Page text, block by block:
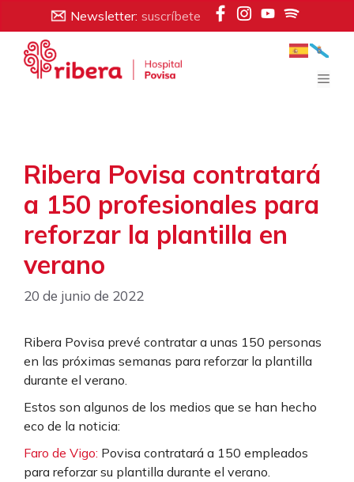
al
contenido
Ribera Povisa contratará
a 150 profesionales para
reforzar la plantilla en
verano
20 de junio de 2022
Ribera Povisa prevé contratar a unas 150 personas
en las próximas semanas para reforzar la plantilla
durante el verano.
Estos son algunos de los medios que se han hecho
eco de la noticia:
Faro de Vigo: Povisa contratará a 150 empleados
para reforzar su plantilla durante el verano.
Newsletter: suscríbete